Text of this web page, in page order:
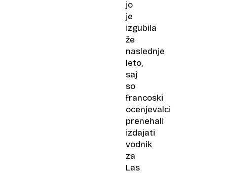
jo
je
izgubila
že
naslednje
leto,
saj
so
francoski
ocenjevalci
prenehali
izdajati
vodnik
za
Las